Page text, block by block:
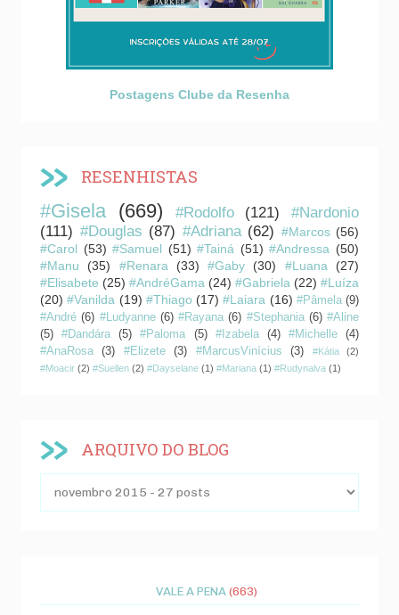
Postagens Clube da Resenha
RESENHISTAS
#Gisela (669) #Rodolfo (121)
#Nardonio
(111) #Douglas (87) #Adriana (62) #Marcos (56)
#Carol (53) #Samuel (51) #Tainá (51) #Andressa (50)
#Manu
(35) #Renara (33) #Gaby (30) #Luana
(27)
#Elisabete (25) #AndréGama (24) #Gabriela (22) #Luíza
(20) #Vanilda (19) #Thiago (17) #Laiara (16) #Pâmela (9)
#André (6) #Ludyanne (6) #Rayana (6) #Stephania (6) #Aline
(5)
#Dandára (5) #Paloma (5) #Izabela (4) #Michelle
(4)
#AnaRosa
(3) #Elizete (3) #MarcusVinícius (3) #Kátia
(2)
#Moacir (2) #Suellen (2) #Dayselane (1) #Mariana (1) #Rudynalva (1)
ARQUIVO DO BLOG
VALE A PENA (663)